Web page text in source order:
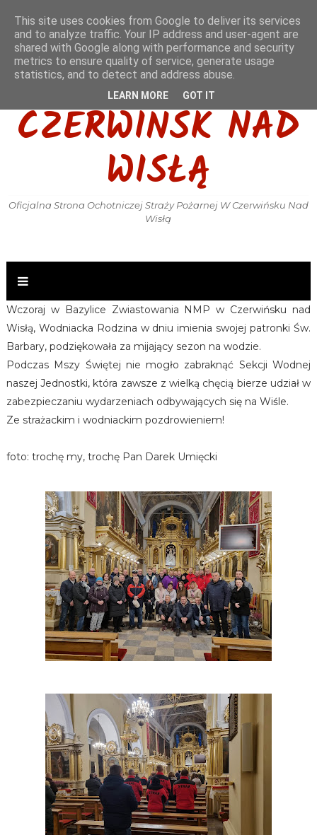
OSP KSRG
CZERWIŃSK NAD
WISŁĄ
Oficjalna Strona Ochotniczej Straży Pożarnej W Czerwińsku Nad
Wisłą
Wczoraj w Bazylice Zwiastowania NMP w Czerwińsku nad
Wisłą, Wodniacka Rodzina w dniu imienia swojej patronki Św.
Barbary, podziękowała za mijający sezon na wodzie.
Podczas Mszy Świętej nie mogło zabraknąć Sekcji Wodnej
naszej Jednostki, która zawsze z wielką chęcią bierze udział w
zabezpieczaniu wydarzeniach odbywających się na Wiśle.
Ze strażackim i wodniackim pozdrowieniem!
foto: trochę my, trochę Pan Darek Umięcki
This site uses cookies from Google to deliver its services
and to analyze traffic. Your IP address and user-agent are
shared with Google along with performance and security
metrics to ensure quality of service, generate usage
statistics, and to detect and address abuse.
LEARN MORE GOT IT